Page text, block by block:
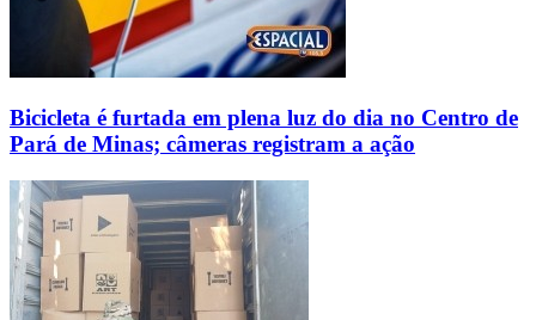
Bicicleta é furtada em plena luz do dia no Centro de
Pará de Minas; câmeras registram a ação